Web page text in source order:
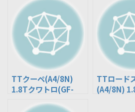
TTクーペ(A4/8N)
1.8Tクワトロ(GF-
TTロード
(A4/8N)